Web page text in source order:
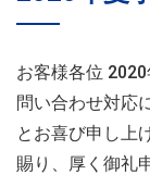
お客様各位
問い合わせ対応
とお喜び申し上
賜り、厚く御礼